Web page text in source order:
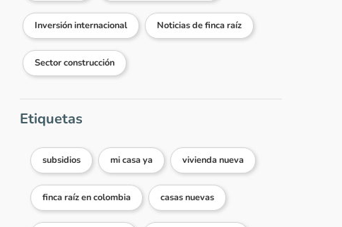
Inversión internacional Noticias de finca raíz
Sector construcción
Etiquetas
subsidios mi casa ya vivienda nueva
finca raíz en colombia casas nuevas